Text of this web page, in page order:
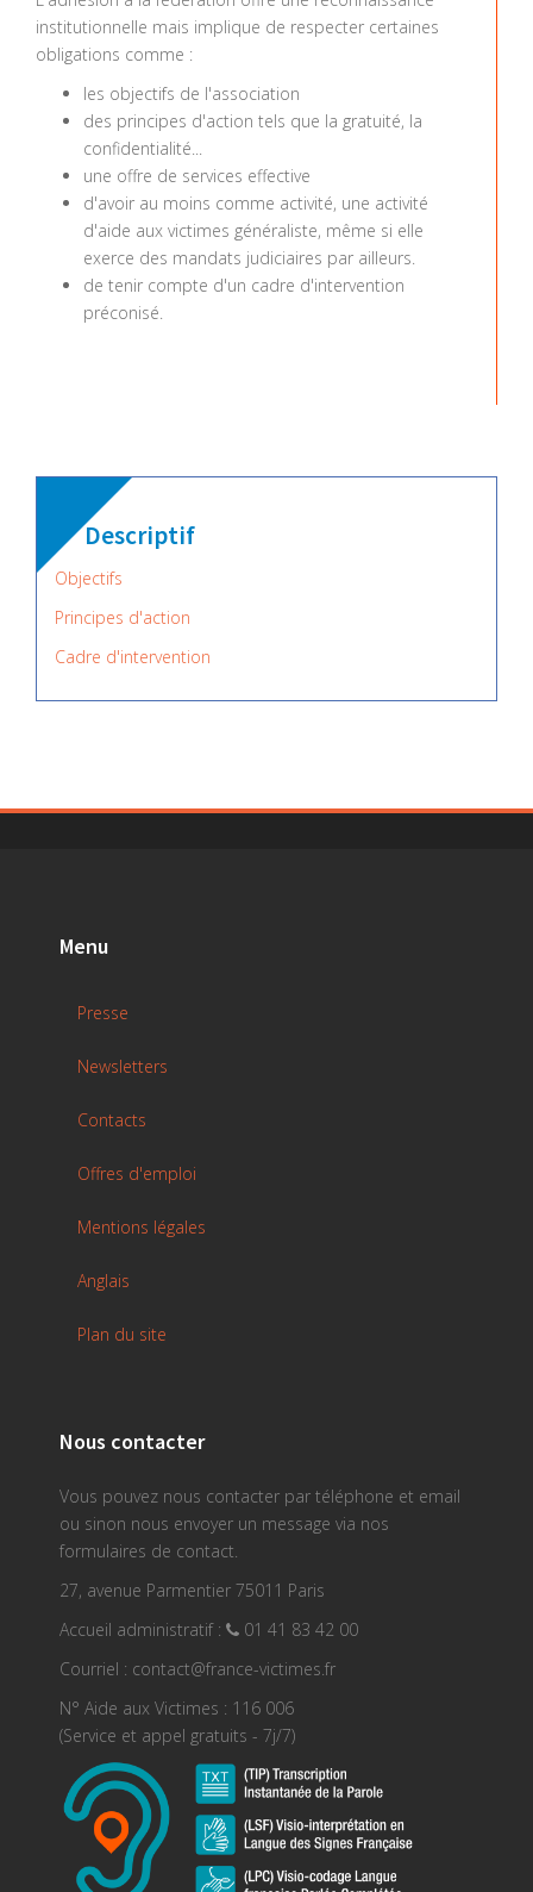
institutionnelle mais implique de respecter certaines
obligations comme :
les objectifs de l'association
des principes d'action tels que la gratuité, la
confidentialité...
une offre de services effective
d'avoir au moins comme activité, une activité
d'aide aux victimes généraliste, même si elle
exerce des mandats judiciaires par ailleurs.
de tenir compte d'un cadre d'intervention
préconisé.
Descriptif
Objectifs
Principes d'action
Cadre d'intervention
Menu
Presse
Newsletters
Contacts
Offres d'emploi
Mentions légales
Anglais
Plan du site
Nous contacter
Vous pouvez nous contacter par téléphone et email
ou sinon nous envoyer un message via nos
formulaires de contact.
27, avenue Parmentier 75011 Paris
Accueil administratif :
01 41 83 42 00
Courriel : contact@france-victimes.fr
N° Aide aux Victimes : 116 006
(Service et appel gratuits - 7j/7)